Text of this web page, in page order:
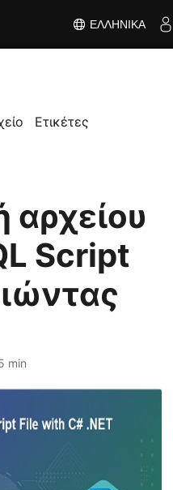
ΕΛΛΗΝΙΚΆ
Ετικέτες
Script
min